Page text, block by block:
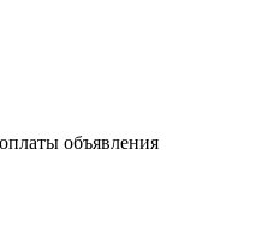
объявления